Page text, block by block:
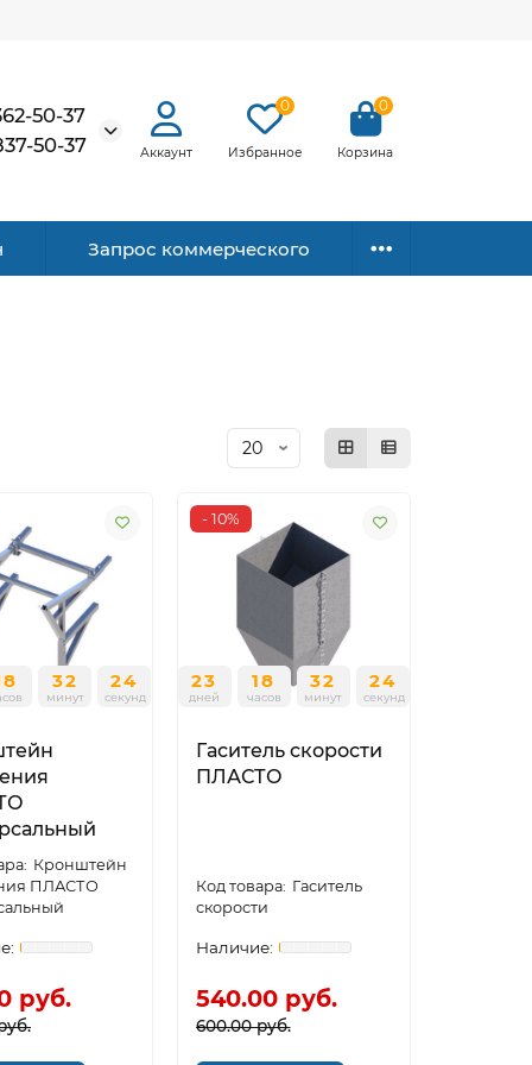
50-37
50-37
Аккаунт
0
Избранное
0
Корзина
Запрос коммерческого
32
минут
24
секунд
Кронштейн
ПЛАСТО
руб.
- 10%
23
дней
18
часов
32
минут
24
секунд
Гаситель скорости
ПЛАСТО
Гаситель
скорости
540.00 руб.
600.00 руб.